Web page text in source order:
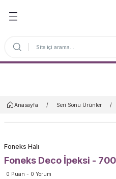
Anasayfa Seri Sonu Ürünler
Foneks Halı
Foneks Deco İpeksi -
0 Puan - 0 Yorum